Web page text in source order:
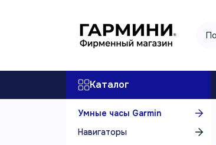
Каталог
Умные часы Garmin
Навигаторы